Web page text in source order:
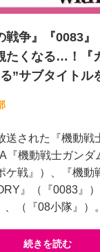
戦争』『0083
たくなる…！『
”サブタイトル
送された『機動戦
『機動戦士ガンダ
ケ戦』）、『機動
』（『0083』
、（『08小隊』
続きを読む